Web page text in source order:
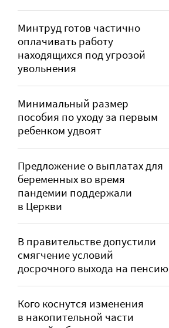
Минтруд готов частично
оплачивать работу
находящихся под угрозой
увольнения
Минимальный размер
пособия по уходу за первым
ребенком удвоят
Предложение о выплатах для
беременных во время
пандемии поддержали
в Церкви
В правительстве допустили
смягчение условий
досрочного выхода на пенсию
Кого коснутся изменения
в накопительной части